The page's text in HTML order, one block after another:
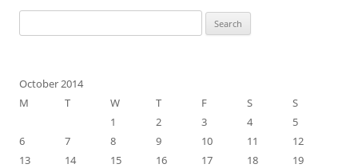
for:
October 2014
M
T W T F S
S
1
2 3 4
5
6
7 8 9 10 11
12
13
14 15 16 17 18
19